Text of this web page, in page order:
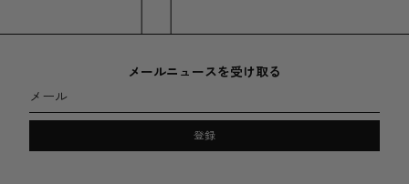
水抜き穴直径 7mm
メールニュースを受け取る
メール
登録